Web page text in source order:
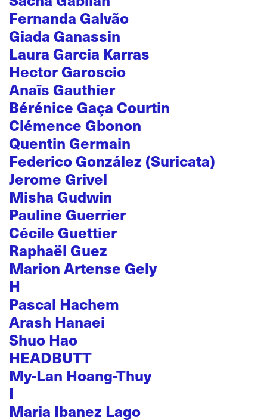
Fernanda Galvão
Giada Ganassin
Laura Garcia Karras
Hector Garoscio
Anaïs Gauthier
Bérénice Gaça Courtin
Clémence Gbonon
Quentin Germain
Federico González (Suricata)
Jerome Grivel
Misha Gudwin
Pauline Guerrier
Cécile Guettier
Raphaël Guez
Marion Artense Gely
H
Pascal Hachem
Arash Hanaei
Shuo Hao
HEADBUTT
My-Lan Hoang-Thuy
I
Maria Ibanez Lago